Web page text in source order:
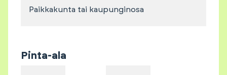
Paikkakunta tai kaupunginosa
Pinta-ala